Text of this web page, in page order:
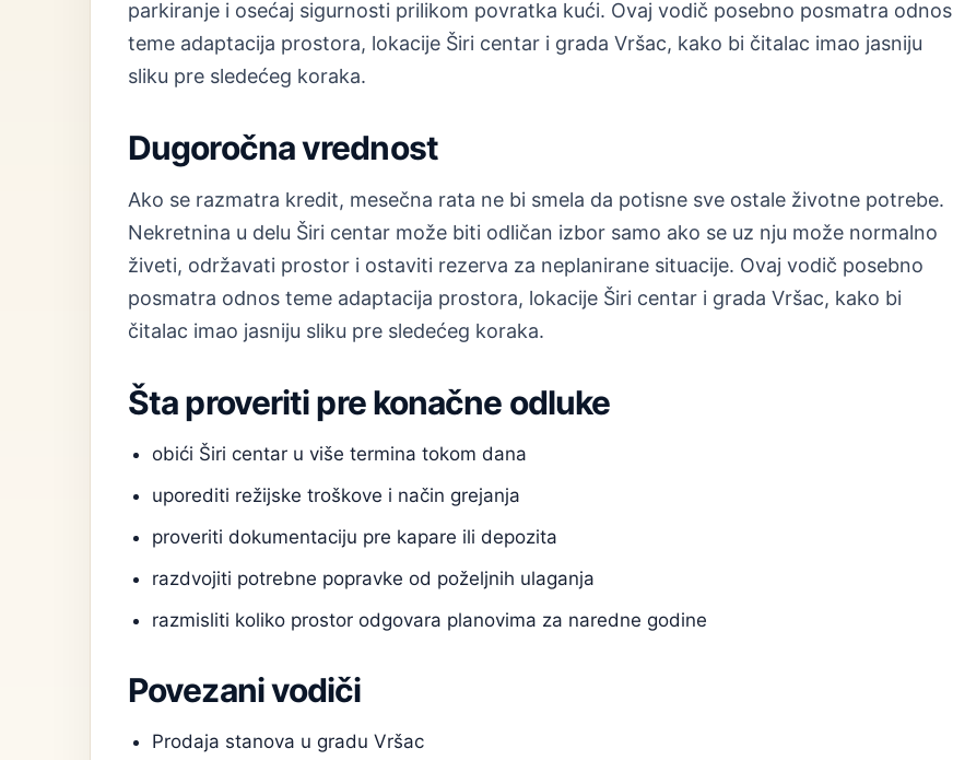
parkiranje i osećaj sigurnosti prilikom povratka kući. Ovaj vodič posebno posmatra odnos
teme adaptacija prostora, lokacije Širi centar i grada Vršac, kako bi čitalac imao jasniju
sliku pre sledećeg koraka.
Dugoročna vrednost
Ako se razmatra kredit, mesečna rata ne bi smela da potisne sve ostale životne potrebe.
Nekretnina u delu Širi centar može biti odličan izbor samo ako se uz nju može normalno
živeti, održavati prostor i ostaviti rezerva za neplanirane situacije. Ovaj vodič posebno
posmatra odnos teme adaptacija prostora, lokacije Širi centar i grada Vršac, kako bi
čitalac imao jasniju sliku pre sledećeg koraka.
Šta proveriti pre konačne odluke
obići Širi centar u više termina tokom dana
uporediti režijske troškove i način grejanja
proveriti dokumentaciju pre kapare ili depozita
razdvojiti potrebne popravke od poželjnih ulaganja
razmisliti koliko prostor odgovara planovima za naredne godine
Povezani vodiči
Prodaja stanova u gradu Vršac